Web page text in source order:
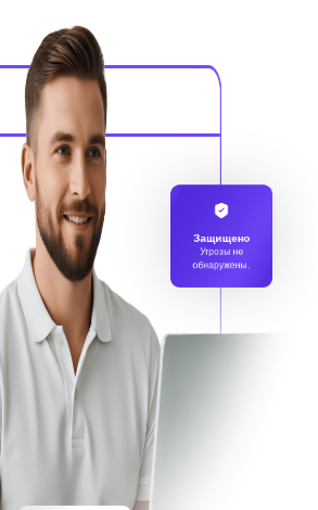
Защищено
Угрозы не
обнаружены.